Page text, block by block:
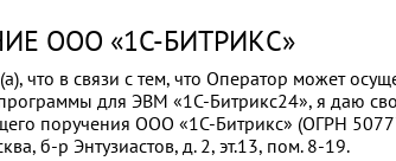
ООО «1С‑БИТРИКС»
что в связи с тем, что Оператор может
для ЭВМ «1С‑Битрикс24», я даю
поручения ООО «1С‑Битрикс» (ОГРН
б‑р Энтузиастов, д. 2, эт.13, пом. 8‑19.